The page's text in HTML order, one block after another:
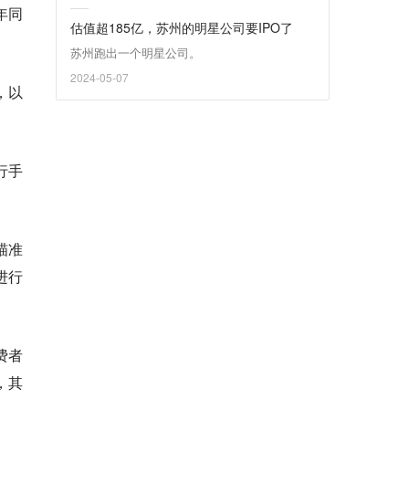
同
以
手
准
行
者
其
估值超185亿，苏州的明星公司要IPO了
苏州跑出一个明星公司。
2024-05-07